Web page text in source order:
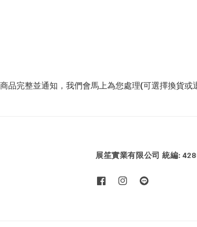
完整並通知，我們會馬上為您處理(可選擇換貨或
展笙實業有限公司 統編: